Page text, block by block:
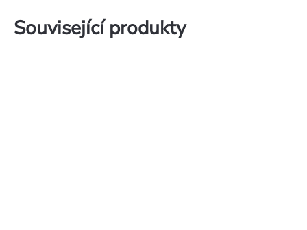
Související produkty